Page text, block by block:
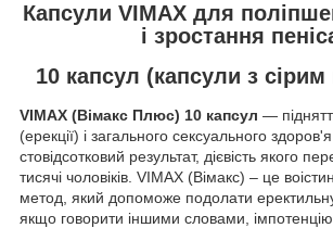
Капсули VIMAX для
і зростання
10 капсул (капсули з
VIMAX (Вімакс Плюс) 10 капсул ―
(ерекції) і загального сексуального
стовідсотковий результат, дієвість якого
тисячі чоловіків. VIMAX (Вімакс) – це
метод, який допоможе подолати
якщо говорити іншими словами, імпотенцію